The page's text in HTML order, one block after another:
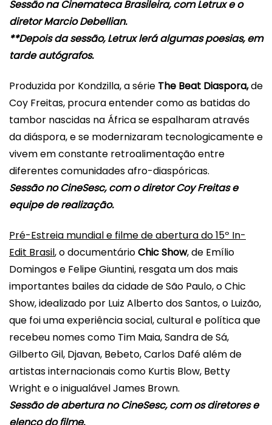
Sessão na CinematecaBrasileira, com Letrux e o
diretor Marcio Debellian.
**Depois da sessão, Letrux lerá algumas poesias, em
tarde autógrafos.
Produzida por Kondzilla, a série The Beat Diaspora,de
Coy Freitas, procura entender como as batidas do
tambor nascidas na África se espalharam através
da diáspora, e se modernizaram tecnologicamente e
vivem em constante retroalimentação entre
diferentes comunidades afro-diaspóricas.
Sessão no CineSesc, com o diretor Coy Freitas e
equipe de realização.
Pré-Estreia mundial e filme de abertura do 15º In-
Edit Brasil, o documentárioChic Show, de Emílio
Domingos e Felipe Giuntini, resgata um dos mais
importantes bailes da cidade de São Paulo, o Chic
Show, idealizado por Luiz Alberto dos Santos, o Luizão,
que foi uma experiência social, cultural e política que
recebeu nomes como Tim Maia, Sandra de Sá,
Gilberto Gil, Djavan, Bebeto, Carlos Dafé além de
artistas internacionais como Kurtis Blow, Betty
Wright e o inigualável James Brown.
Sessão de abertura no CineSesc, com os diretores e